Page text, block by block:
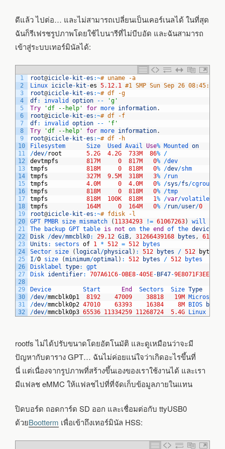
ดีแล้ว ไปต่อ… และไม่สามารถเปลี่ยนเป็นเคอร์เนลได้ ในที่สุด
ฉันก็รีเฟรชรูปภาพโดยใช้ไบนารีที่ไม่บีบอัด และฉันสามารถ
เข้าสู่ระบบเทอร์มินัลได้:
1
2
3
4
5
6
7
8
9
10
11
12
13
14
15
16
17
18
19
20
21
22
23
24
25
26
27
28
29
30
31
32
root@icicle- kit -es :~# uname -a
Linux icicle- kit -es 5.12.1
#1 SMP Sun Sep 26 08:45:19
root@icicle- kit -es :~# df -g
df: invalid option --
'g'
Try
'df --help' for more information.
root@icicle- kit -es :~# df -f
df: invalid option --
'f'
Try
'df --help' for more information.
root@icicle- kit -es :~# df -h
Filesystem Size Used Avail Use% Mounted on
/dev/root 5.2G 4.2G 733M 86% /
devtmpfs
817M 0 817M 0% /dev
tmpfs
818M 0 818M 0% /dev/shm
tmpfs
327M 9.5M 318M 3% /run
tmpfs
4.0M 0 4.0M 0% /sys/fs/cgroup
tmpfs
818M 0 818M 0% /tmp
tmpfs
818M 100K 818M 1% /var/volatile
tmpfs
164M 0 164M 0% /run/user/0
root@icicle- kit -es :~# fdisk -l
GPT PMBR size mismatch ( 11334293 != 61067263) will
The
backup GPT table is not on the end of the device
Disk /dev/mmcblk0: 29.12 GiB , 31266439168 bytes ,
Units : sectors of 1 * 512 = 512
bytes
Sector size ( logical /physical ) : 512 bytes / 512
bytes
I/O size (minimum/optimal ) : 512 bytes / 512
bytes
Disklabel type:
gpt
Disk identifier: 707A61C6-0BE8-405E-BF47-9E8071F3EEC9
Device Start End Sectors Size Type
/dev/mmcblk0p1 8192 47009 38818 19M Microsoft
/dev/mmcblk0p2 47010 63393 16384 8M BIOS
boot
/dev/mmcblk0p3 65536 11334259 11268724 5.4G Linux
rootfs ไม่ได้ปรับขนาดโดยอัตโนมัติ และดูเหมือนว่าจะมี
ปัญหากับตาราง GPT… ฉันไม่ค่อยแน่ใจว่าเกิดอะไรขึ้นที่
นี่ แต่เนื่องจากรูปภาพที่สร้างขึ้นเองของเราใช้งานได้ และเรา
มีแฟลช eMMC ให้แฟลชไปที่ที่จัดเก็บข้อมูลภายในแทน
ปิดบอร์ด ถอดการ์ด SD ออก และเชื่อมต่อกับ ttyUSB0
ด้วยBootterm เพื่อเข้าถึงเทอร์มินัล HSS: